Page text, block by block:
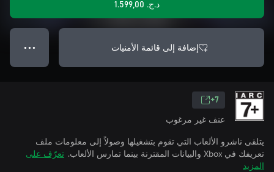
د.ج.‏ 1.599,00
إضافة إلى قائمة الأمنيات ● ● ●
7+
عنف غير مرغوب
يتلقى ناشرو الألعاب التي تقوم بتشغيلها وصولاً إلى معلومات ملف
تعريفك في Xbox والبيانات المقترنة بينما تمارس الألعاب.
تعرّف على
المزيد